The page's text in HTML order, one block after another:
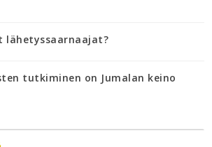
lähetyssaarnaajat?
tutkiminen on Jumalan keino